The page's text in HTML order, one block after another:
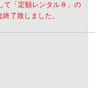
「定額レンタル８」の
了致しました。